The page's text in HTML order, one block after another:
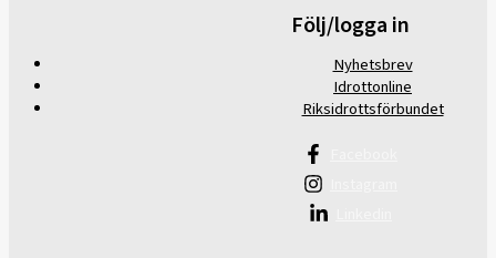
Följ/logga in
Nyhetsbrev
Idrottonline
Riksidrottsförbundet